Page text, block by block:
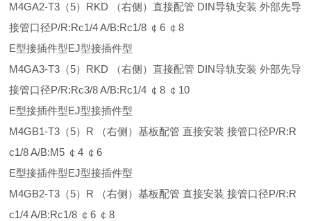
M4GA2-T3（5）RKD （右侧）直接配管 DIN导轨安装 外部先导
接管口径P/R:Rc1/4 A/B:Rc1/8 ￠6 ￠8
E型接插件型EJ型接插件型
M4GA3-T3（5）RKD （右侧）直接配管 DIN导轨安装 外部先导
接管口径P/R:Rc3/8 A/B:Rc1/4 ￠8 ￠10
E型接插件型EJ型接插件型
M4GB1-T3（5）R （右侧）基板配管 直接安装 接管口径P/R:R
c1/8 A/B:M5 ￠4 ￠6
E型接插件型EJ型接插件型
M4GB2-T3（5）R （右侧）基板配管 直接安装 接管口径P/R:R
c1/4 A/B:Rc1/8 ￠6 ￠8